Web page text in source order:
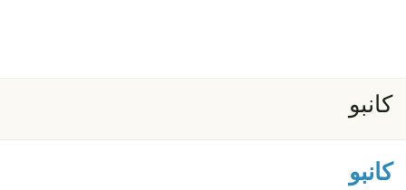
كانبو
كانبو